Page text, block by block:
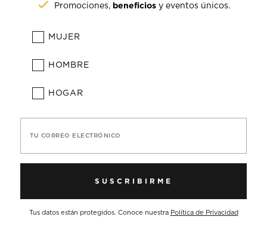
Promociones, beneficios y eventos únicos.
MUJER
HOMBRE
HOGAR
TU CORREO ELECTRÓNICO
SUSCRIBIRME
Tus datos están protegidos. Conoce nuestra Política de Privacidad